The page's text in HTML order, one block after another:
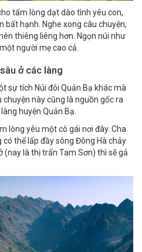
tấm lòng dạt dào tình yêu con,
hạnh. Nghe xong câu chuyện,
thiêng liêng hơn. Ngọn núi như
người mẹ cao cả.
ở các làng
sự tích Núi đôi Quản Bạ khác mà
này cũng là nguồn gốc ra
huyện Quản Bạ.
lòng yêu một cô gái nơi đây. Cha
thể lấp đầy sông Đông Hà chảy
(nay là thị trấn Tam Sơn) thì sẽ gả